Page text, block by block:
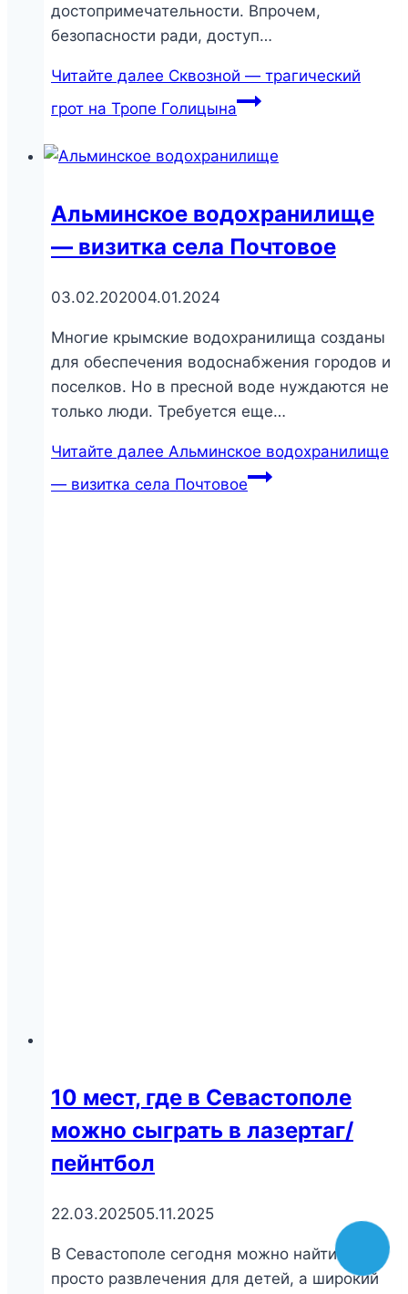
достопримечательности. Впрочем,
безопасности ради, доступ…
Читайте далее Сквозной — трагический
грот на Тропе Голицына
Альминское водохранилище
— визитка села Почтовое
03.02.202004.01.2024
Многие крымские водохранилища созданы
для обеспечения водоснабжения городов и
поселков. Но в пресной воде нуждаются не
только люди. Требуется еще…
Читайте далее Альминское водохранилище
— визитка села Почтовое
10 мест, где в Севастополе
можно сыграть в лазертаг/
пейнтбол
22.03.202505.11.2025
В Севастополе сегодня можно найти не
просто развлечения для детей, а широкий